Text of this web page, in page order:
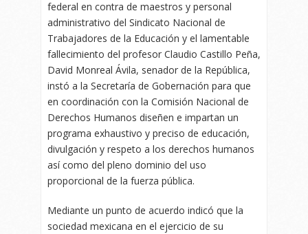
federal en contra de maestros y personal
administrativo del Sindicato Nacional de
Trabajadores de la Educación y el lamentable
fallecimiento del profesor Claudio Castillo Peña,
David Monreal Ávila, senador de la República,
instó a la Secretaría de Gobernación para que
en coordinación con la Comisión Nacional de
Derechos Humanos diseñen e impartan un
programa exhaustivo y preciso de educación,
divulgación y respeto a los derechos humanos
así como del pleno dominio del uso
proporcional de la fuerza pública.
Mediante un punto de acuerdo indicó que la
sociedad mexicana en el ejercicio de su